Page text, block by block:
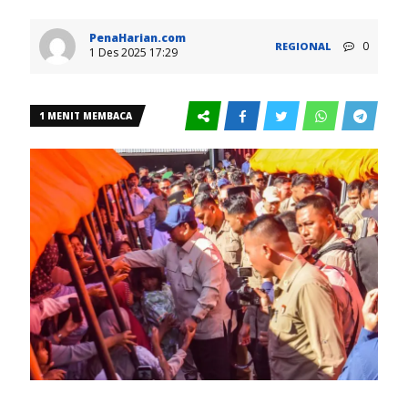
PenaHarian.com
1 Des 2025 17:29
REGIONAL 0
1 MENIT MEMBACA